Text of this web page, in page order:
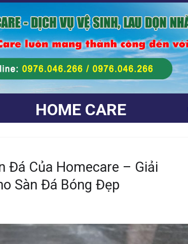
HOME CARE
Đá Của Homecare – Giải
Sàn Đá Bóng Đẹp